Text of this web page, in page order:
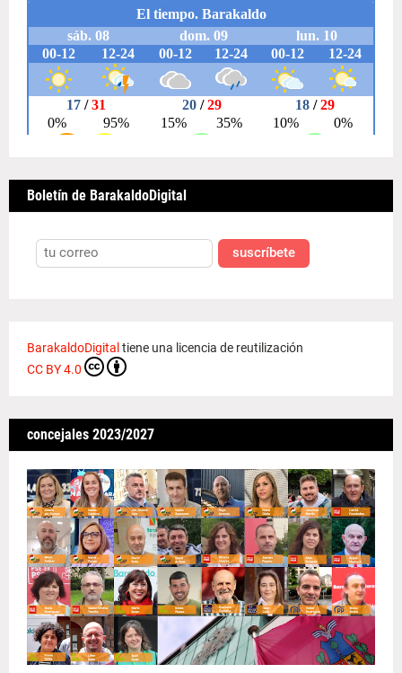
Boletín de BarakaldoDigital
suscríbete
BarakaldoDigital tiene una licencia de reutilización
CC BY 4.0
concejales 2023/2027